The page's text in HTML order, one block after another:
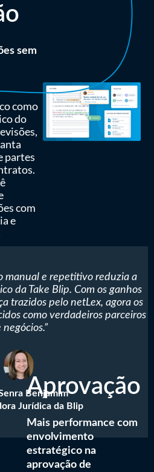
sem
como
do
partes
com
e
Aprovação
Mais performance com
envolvimento
estratégico na
aprovação de
manual e repetitivo reduzia a
da Take Blip. Com os ganhos
trazidos pelo netLex, agora os
como verdadeiros parceiros
negócios.”
Benjamim
Jurídica da Blip